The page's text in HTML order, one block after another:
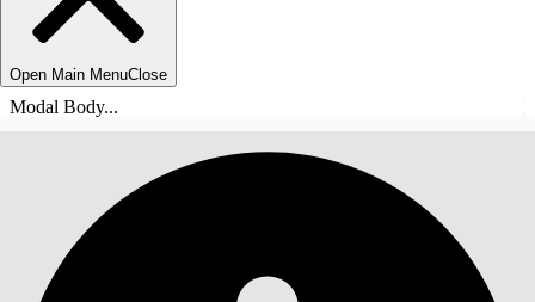
Open Main MenuClose
Modal Body...